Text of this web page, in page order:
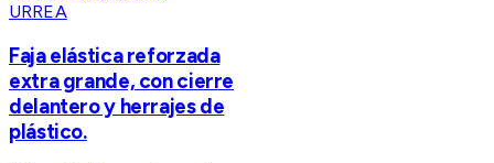
URREA
Faja elástica reforzada
extra grande, con cierre
delantero y herrajes de
plástico.